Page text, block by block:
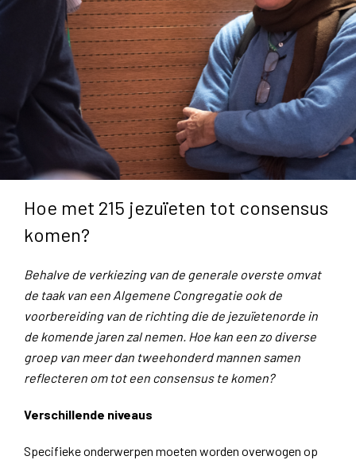
Hoe met 215 jezuïeten tot consensus
komen?
Behalve de verkiezing van de generale overste omvat
de taak van een Algemene Congregatie ook de
voorbereiding van de richting die de jezuïetenorde in
de komende jaren zal nemen. Hoe kan een zo diverse
groep van meer dan tweehonderd mannen samen
reflecteren om tot een consensus te komen?
Verschillende niveaus
Specifieke onderwerpen moeten worden overwogen op